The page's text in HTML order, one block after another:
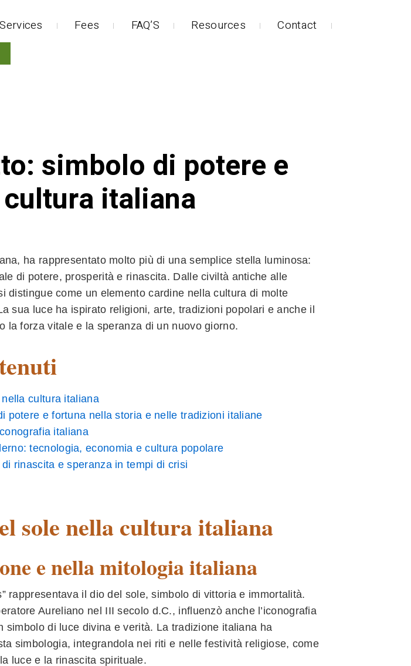
Services Fees FAQ’S Resources Contact
simbolo di potere e
italiana
ha rappresentato molto più di una semplice stella luminosa:
di potere, prosperità e rinascita. Dalle civiltà antiche alle
distingue come un elemento cardine nella cultura di molte
sua luce ha ispirato religioni, arte, tradizioni popolari e anche il
la forza vitale e la speranza di un nuovo giorno.
cultura italiana
potere e fortuna nella storia e nelle tradizioni italiane
italiana
tecnologia, economia e cultura popolare
rinascita e speranza in tempi di crisi
sole nella cultura italiana
e nella mitologia italiana
rappresentava il dio del sole, simbolo di vittoria e immortalità.
Aureliano nel III secolo d.C., influenzò anche l’iconografia
simbolo di luce divina e verità. La tradizione italiana ha
simbologia, integrandola nei riti e nelle festività religiose, come
luce e la rinascita spirituale.